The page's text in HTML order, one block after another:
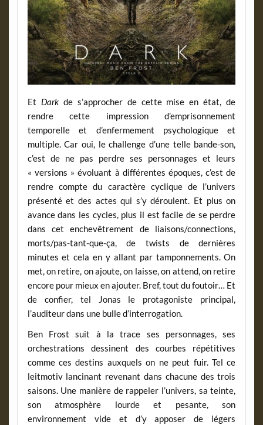
Et Darkde s’approcher de cette mise en état, de
rendre cette impression d’emprisonnement
temporelle et d’enfermement psychologique et
multiple. Car oui, le challenge d’une telle bande-son,
c’est de ne pas perdre ses personnages et leurs
« versions » évoluant à différentes époques, c’est de
rendre compte du caractère cyclique de l’univers
présenté et des actes qui s’y déroulent. Et plus on
avance dans les cycles, plus il est facile de se perdre
dans cet enchevêtrement de liaisons/connections,
morts/pas-tant-que-ça, de twists de dernières
minutes et cela en y allant par tamponnements. On
met, on retire, on ajoute, on laisse, on attend, on retire
encore pour mieux en ajouter. Bref, tout du foutoir… Et
de confier, tel Jonas le protagoniste principal,
l’auditeur dans une bulle d’interrogation.
Ben Frost suit à la trace ses personnages, ses
orchestrations dessinent des courbes répétitives
comme ces destins auxquels on ne peut fuir. Tel ce
leitmotiv lancinant revenant dans chacune des trois
saisons. Une manière de rappeler l’univers, sa teinte,
son atmosphère lourde et pesante, son
environnement vide et d’y apposer de légers